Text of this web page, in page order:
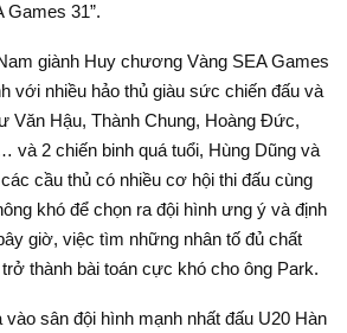
Games 31”.
giành Huy chương Vàng SEA Games
với nhiều hảo thủ giàu sức chiến đấu và
Văn Hậu, Thành Chung, Hoàng Đức,
và 2 chiến binh quá tuổi, Hùng Dũng và
cầu thủ có nhiều cơ hội thi đấu cùng
khó để chọn ra đội hình ưng ý và định
giờ, việc tìm những nhân tố đủ chất
thành bài toán cực khó cho ông Park.
sân đội hình mạnh nhất đấu U20 Hàn